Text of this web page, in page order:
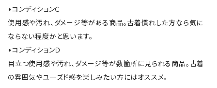
•コンディションＣ
使用感や汚れ、ダメージ等がある商品。古着慣れした方なら気に
ならない程度かと思います。
•コンディションＤ
目立つ使用感や汚れ、ダメージ等が数箇所に見られる商品。古着
の雰囲気やユーズド感を楽しみたい方にはオススメ。